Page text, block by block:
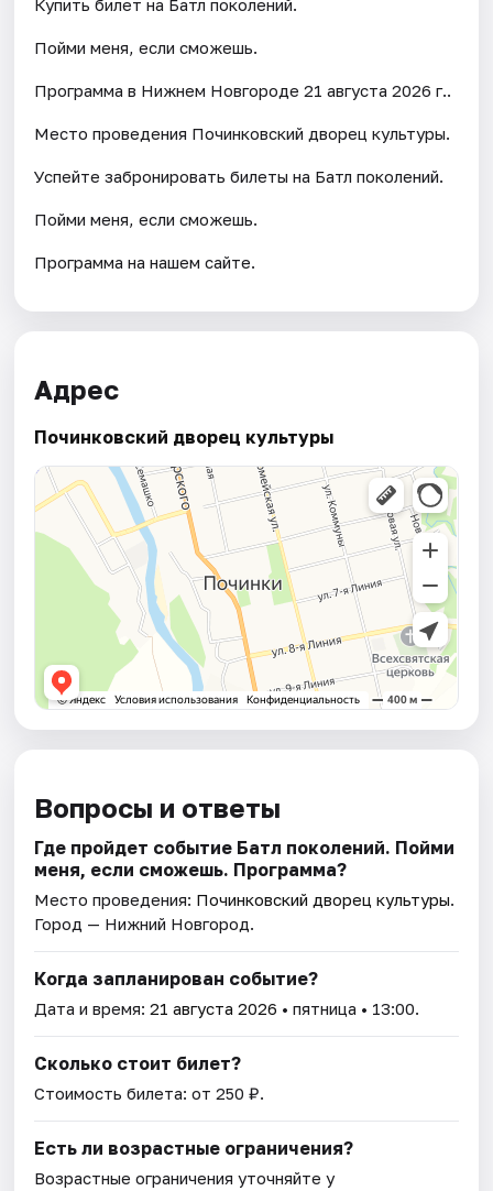
Купить билет на Батл поколений.
Пойми меня, если сможешь.
Программа в Нижнем Новгороде 21 августа 2026 г..
Место проведения Починковский дворец культуры.
Успейте забронировать билеты на Батл поколений.
Пойми меня, если сможешь.
Программа на нашем сайте.
Адрес
Починковский дворец культуры
Вопросы и ответы
Где пройдет событие Батл поколений. Пойми
меня, если сможешь. Программа?
Место проведения: Починковский дворец культуры.
Город — Нижний Новгород.
Когда запланирован событие?
Дата и время:21 августа 2026 • пятница • 13:00.
Сколько стоит билет?
Стоимость билета: от 250 ₽.
Есть ли возрастные ограничения?
Возрастные ограничения уточняйте у